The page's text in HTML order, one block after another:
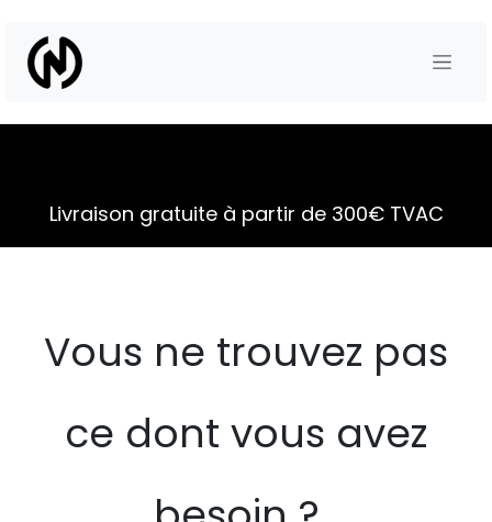
Livraison gratuite à partir de 300€ TVAC
Vous ne trouvez pas
ce dont vous avez